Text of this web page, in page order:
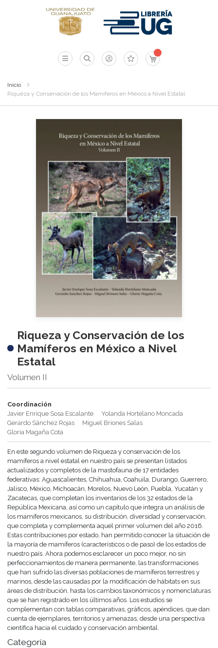
Mi carrito
Inicio
Riqueza y Conservación de los Mamíferos en México a Nivel Estatal
Riqueza y Conservación de los
Mamíferos en México a Nivel
Estatal
Volumen II
Coordinación
Javier Enrique Sosa Escalante
Yolanda Hortelano Moncada
Gerardo Sánchez Rojas
Miguel Briones Salas
Gloria Magaña Cota
En este segundo volumen de Riqueza y conservación de los
mamíferos a nivel estatal en nuestro país se presentan listados
actualizados y completos de la mastofauna de 17 entidades
federativas: Aguascalientes, Chihuahua, Coahuila, Durango, Guerrero,
Jalisco, México, Michoacán, Morelos, Nuevo León, Puebla, Yucatán y
Zacatecas, que completan los inventarios de los 32 estados de la
República Mexicana, así como un capítulo que integra un análisis de
los mamíferos mexicanos, su distribución, diversidad y conservación,
que completa y complementa aquel primer volumen del año 2016.
Estas contribuciones por estado, han permitido conocer la situación de
la mayoría de mamíferos (característicos o de paso) de los estados de
nuestro país. Ahora podemos esclarecer un poco mejor, no sin
perfeccionamientos de manera permanente, las transformaciones
que han sufrido las diversas poblaciones de mamíferos terrestres y
marinos, desde las causadas por la modificación de hábitats en sus
áreas de distribución, hasta los cambios taxonómicos y nomenclaturas
que se han registrado en los últimos años. Los estudios se
complementan con tablas comparativas, gráficos, apéndices, que dan
cuenta de ejemplares, territorios y amenazas, desde una perspectiva
científica hacia el cuidado y conservación ambiental.
Categoría